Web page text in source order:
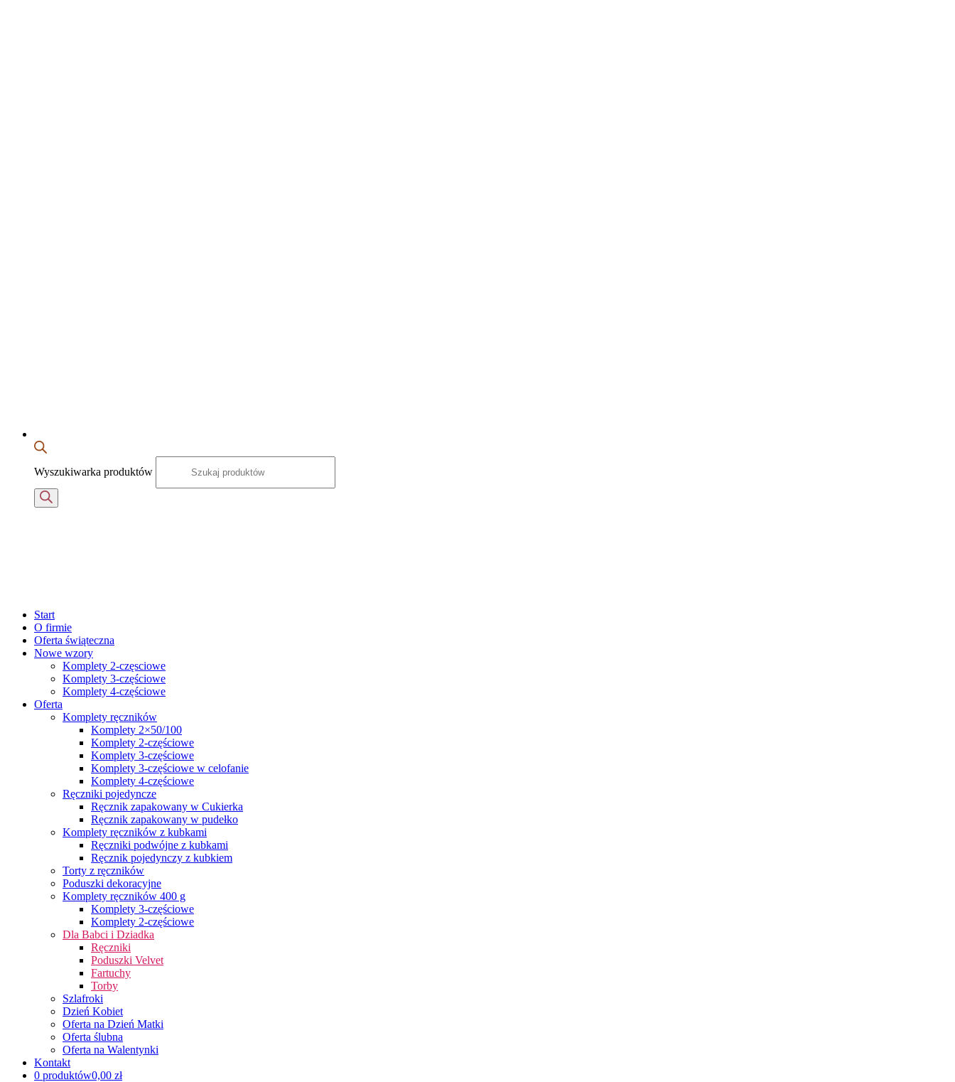
Wyszukiwarka produktów
Start
O firmie
Oferta świąteczna
Nowe wzory
Komplety 2-częsciowe
Komplety 3-częściowe
Komplety 4-częściowe
Oferta
Komplety ręczników
Komplety 2×50/100
Komplety 2-częściowe
Komplety 3-częściowe
Komplety 3-częściowe w celofanie
Komplety 4-częściowe
Ręczniki pojedyncze
Ręcznik zapakowany w Cukierka
Ręcznik zapakowany w pudełko
Komplety ręczników z kubkami
Ręczniki podwójne z kubkami
Ręcznik pojedynczy z kubkiem
Torty z ręczników
Poduszki dekoracyjne
Komplety ręczników 400 g
Komplety 3-częściowe
Komplety 2-częściowe
Dla Babci i Dziadka
Ręczniki
Poduszki Velvet
Fartuchy
Torby
Szlafroki
Dzień Kobiet
Oferta na Dzień Matki
Oferta ślubna
Oferta na Walentynki
Kontakt
0 produktów0,00 zł